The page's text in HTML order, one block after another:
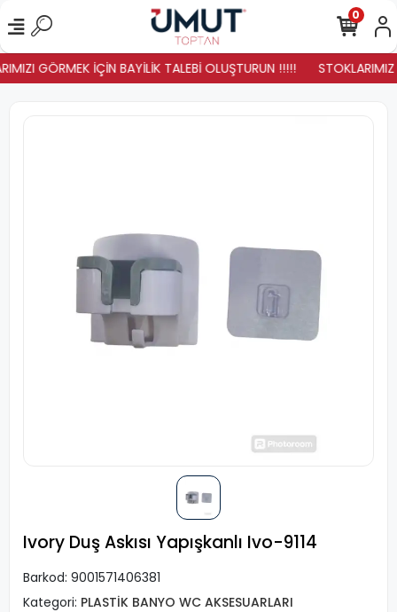
GÖRMEK İÇİN BAYİLİK TALEBİ OLUŞTURUN !!!!! STOKLARIMIZ
0
Ivory Duş Askısı Yapışkanlı Ivo-9114
Barkod: 9001571406381
Kategori: PLASTİK BANYO WC AKSESUARLARI